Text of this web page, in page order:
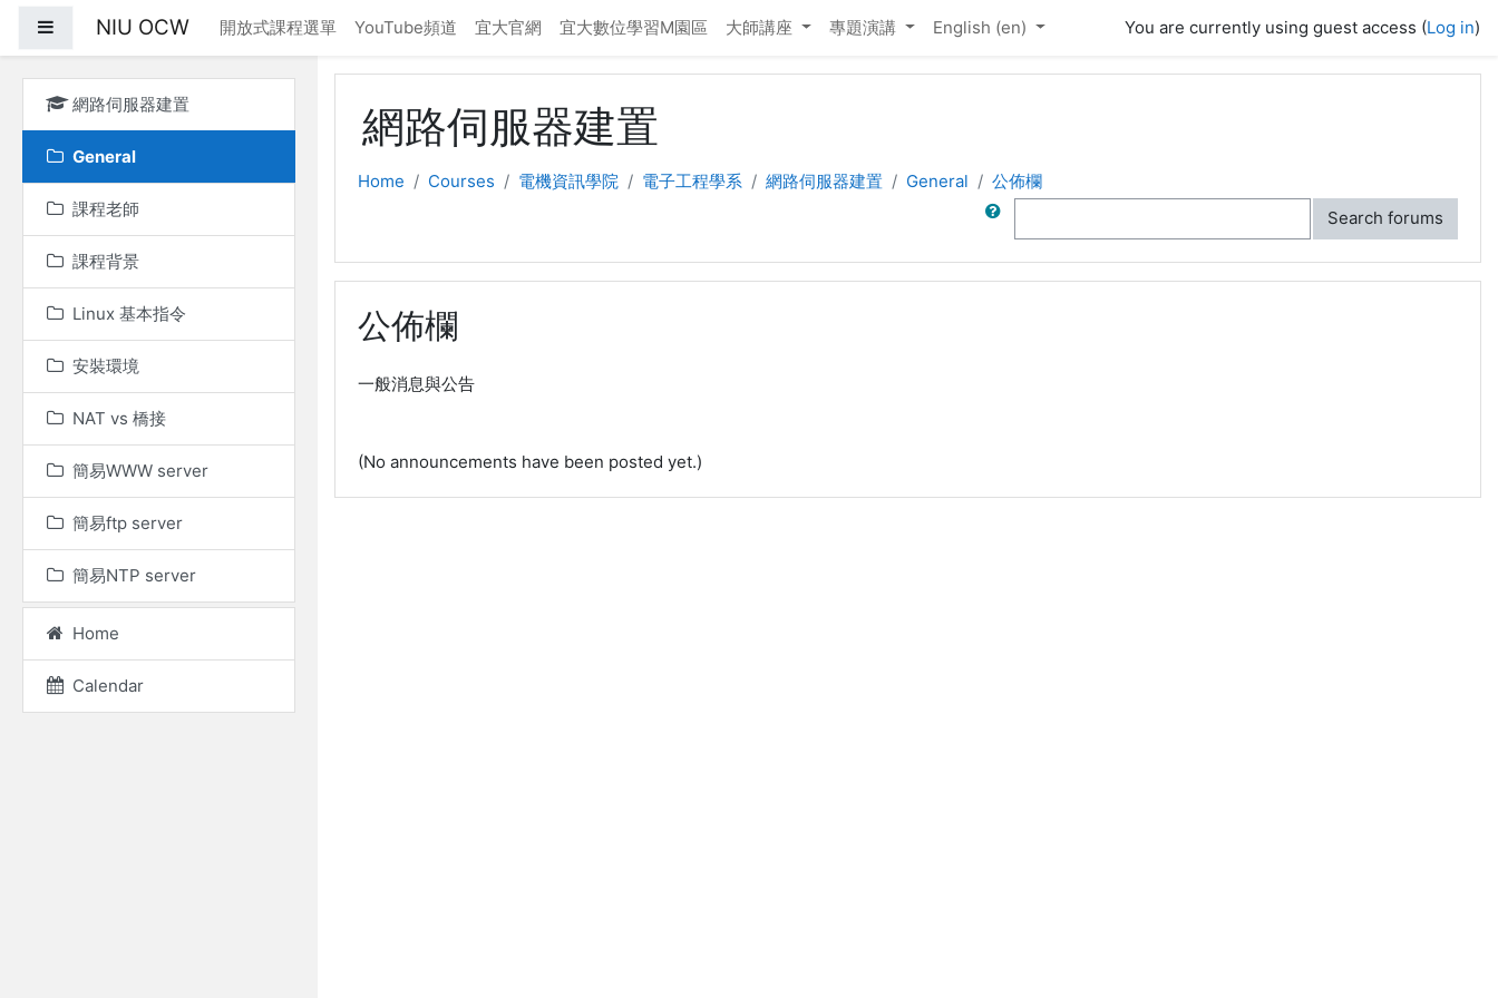
Side panelNIU OCW 開放式課程選單 YouTube頻道 宜大官網 宜大數位學習M園區 大師講座 專題演講 English ‎(en)‎ You are currently using guest access (Log in)
網路伺服器建置
General
課程老師
課程背景
Linux 基本指令
安裝環境
NAT vs 橋接
簡易WWW server
簡易ftp server
簡易NTP server
Home
Calendar
網路伺服器建置
Home Courses 電機資訊學院 電子工程學系 網路伺服器建置 General 公佈欄
Search forums
公佈欄
一般消息與公告
(No announcements have been posted yet.)